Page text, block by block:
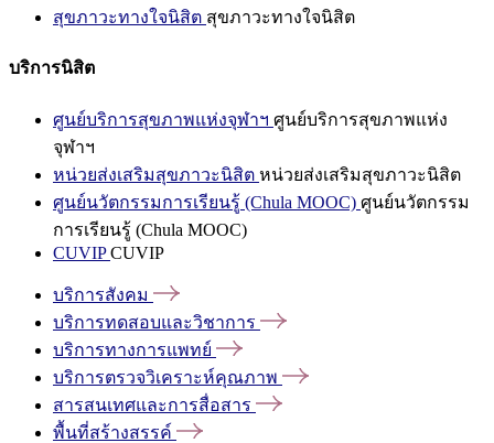
สุขภาวะทางใจนิสิต สุขภาวะทางใจนิสิต
บริการนิสิต
ศูนย์บริการสุขภาพแห่งจุฬาฯ ศูนย์บริการสุขภาพแห่ง
จุฬาฯ
หน่วยส่งเสริมสุขภาวะนิสิต หน่วยส่งเสริมสุขภาวะนิสิต
ศูนย์นวัตกรรมการเรียนรู้ (Chula MOOC) ศูนย์นวัตกรรม
การเรียนรู้ (Chula MOOC)
CUVIPCUVIP
บริการสังคม
บริการทดสอบและวิชาการ
บริการทางการแพทย์
บริการตรวจวิเคราะห์คุณภาพ
สารสนเทศและการสื่อสาร
พื้นที่สร้างสรรค์